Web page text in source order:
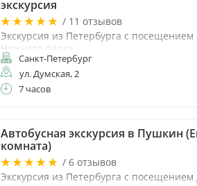
экскурсия
/ 11 отзывов
Экскурсия из Петербурга с
Нижнего парка
Санкт-Петербург
ул. Думская, 2
7 часов
Автобусная экскурсия в Пушкин
комната)
/ 6 отзывов
Экскурсия из Петербурга с